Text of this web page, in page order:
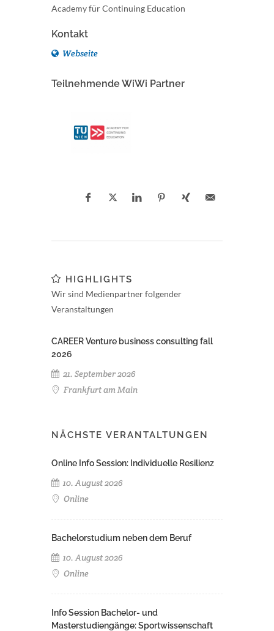
Academy für Continuing Education
Kontakt
Webseite
Teilnehmende WiWi Partner
HIGHLIGHTS
Wir sind Medienpartner folgender
Veranstaltungen
CAREER Venture business consulting fall
2026
21. September 2026
Frankfurt am Main
NÄCHSTE VERANTALTUNGEN
Online Info Session: Individuelle Resilienz
10. August 2026
Online
Bachelorstudium neben dem Beruf
10. August 2026
Online
Info Session Bachelor- und
Masterstudiengänge: Sportwissenschaft